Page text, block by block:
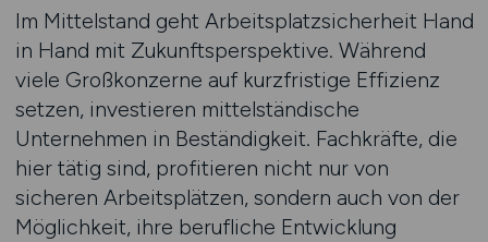
Im Mittelstand geht Arbeitsplatzsicherheit Hand
in Hand mit Zukunftsperspektive. Während
viele Großkonzerne auf kurzfristige Effizienz
setzen, investieren mittelständische
Unternehmen in Beständigkeit. Fachkräfte, die
hier tätig sind, profitieren nicht nur von
sicheren Arbeitsplätzen, sondern auch von der
Möglichkeit, ihre berufliche Entwicklung